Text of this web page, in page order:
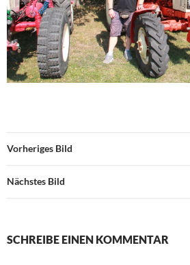
Vorheriges Bild
Nächstes Bild
SCHREIBE EINEN KOMMENTAR